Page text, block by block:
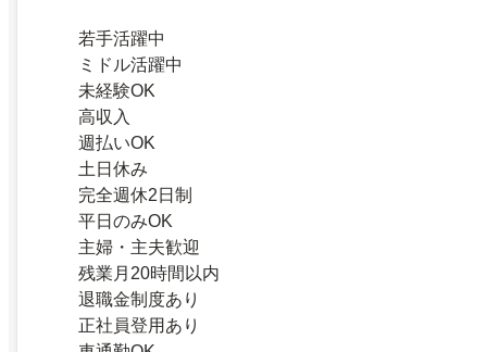
若手活躍中
ミドル活躍中
未経験OK
高収入
週払いOK
土日休み
完全週休2日制
平日のみOK
主婦・主夫歓迎
残業月20時間以内
退職金制度あり
正社員登用あり